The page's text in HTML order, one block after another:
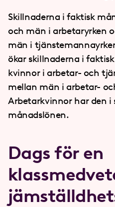
Skillnaderna i faktisk
och män i arbetaryrken
män i
ökar skillnaderna i
kvinnor i arbetar- och
mellan män i arbetar-
Arbetarkvinnor har den i
månadslönen.
Dags för en